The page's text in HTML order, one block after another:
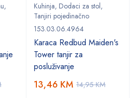
,
Kuhinja, Dodaci za stol,
Tanjiri pojedinačno
153.03.06.4964
Karaca Redbud Maiden's
Tower tanjir za
posluživanje
14,95KM
13,46 KM